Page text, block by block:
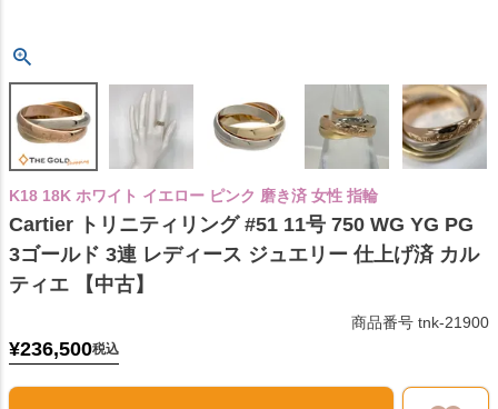
K18 18K ホワイト イエロー ピンク 磨き済 女性 指輪
Cartier トリニティリング #51 11号 750 WG YG PG
3ゴールド 3連 レディース ジュエリー 仕上げ済 カル
ティエ 【中古】
商品番号 tnk-21900
¥236,500税込